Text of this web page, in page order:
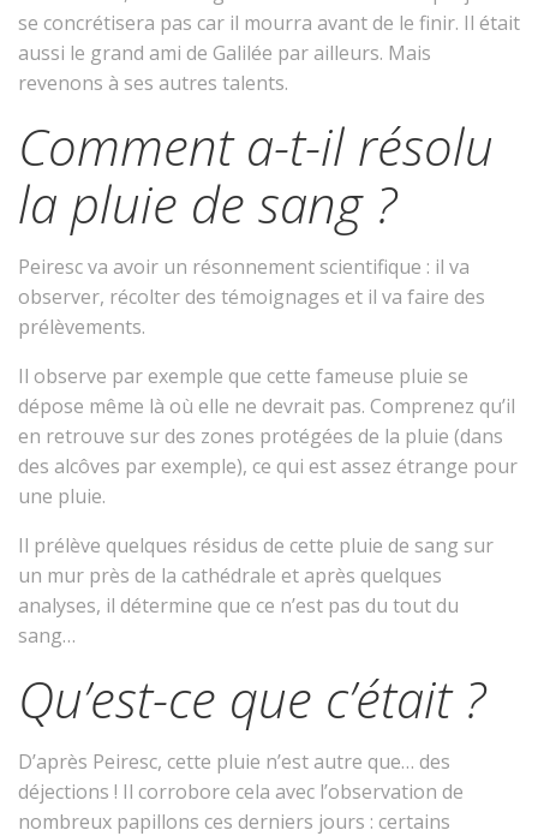
se concrétisera pas car il mourra avant de le finir. Il était
aussi le grand ami de Galilée par ailleurs. Mais
revenons à ses autres talents.
Comment a-t-il résolu
la pluie de sang ?
Peiresc va avoir un résonnement scientifique : il va
observer, récolter des témoignages et il va faire des
prélèvements.
Il observe par exemple que cette fameuse pluie se
dépose même là où elle ne devrait pas. Comprenez qu’il
en retrouve sur des zones protégées de la pluie (dans
des alcôves par exemple), ce qui est assez étrange pour
une pluie.
Il prélève quelques résidus de cette pluie de sang sur
un mur près de la cathédrale et après quelques
analyses, il détermine que ce n’est pas du tout du
sang…
Qu’est-ce que c’était ?
D’après Peiresc, cette pluie n’est autre que… des
déjections ! Il corrobore cela avec l’observation de
nombreux papillons ces derniers jours : certains